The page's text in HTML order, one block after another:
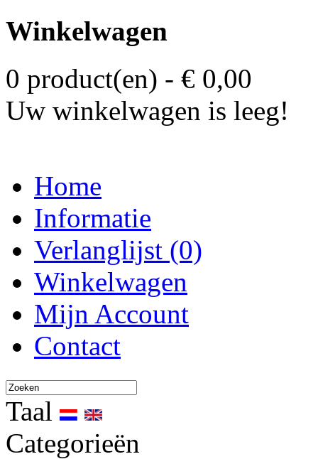
Winkelwagen
0 product(en) - € 0,00
Uw winkelwagen is leeg!
Home
Informatie
Verlanglijst (0)
Winkelwagen
Mijn Account
Contact
Taal
Categorieën